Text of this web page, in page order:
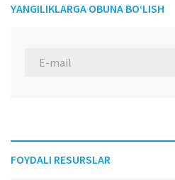
YANGILIKLARGA OBUNA BO‘LISH
FOYDALI RESURSLAR